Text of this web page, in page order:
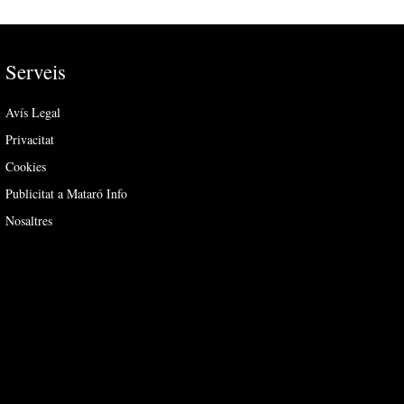
Serveis
Avís Legal
Privacitat
Cookies
Publicitat a Mataró Info
Nosaltres